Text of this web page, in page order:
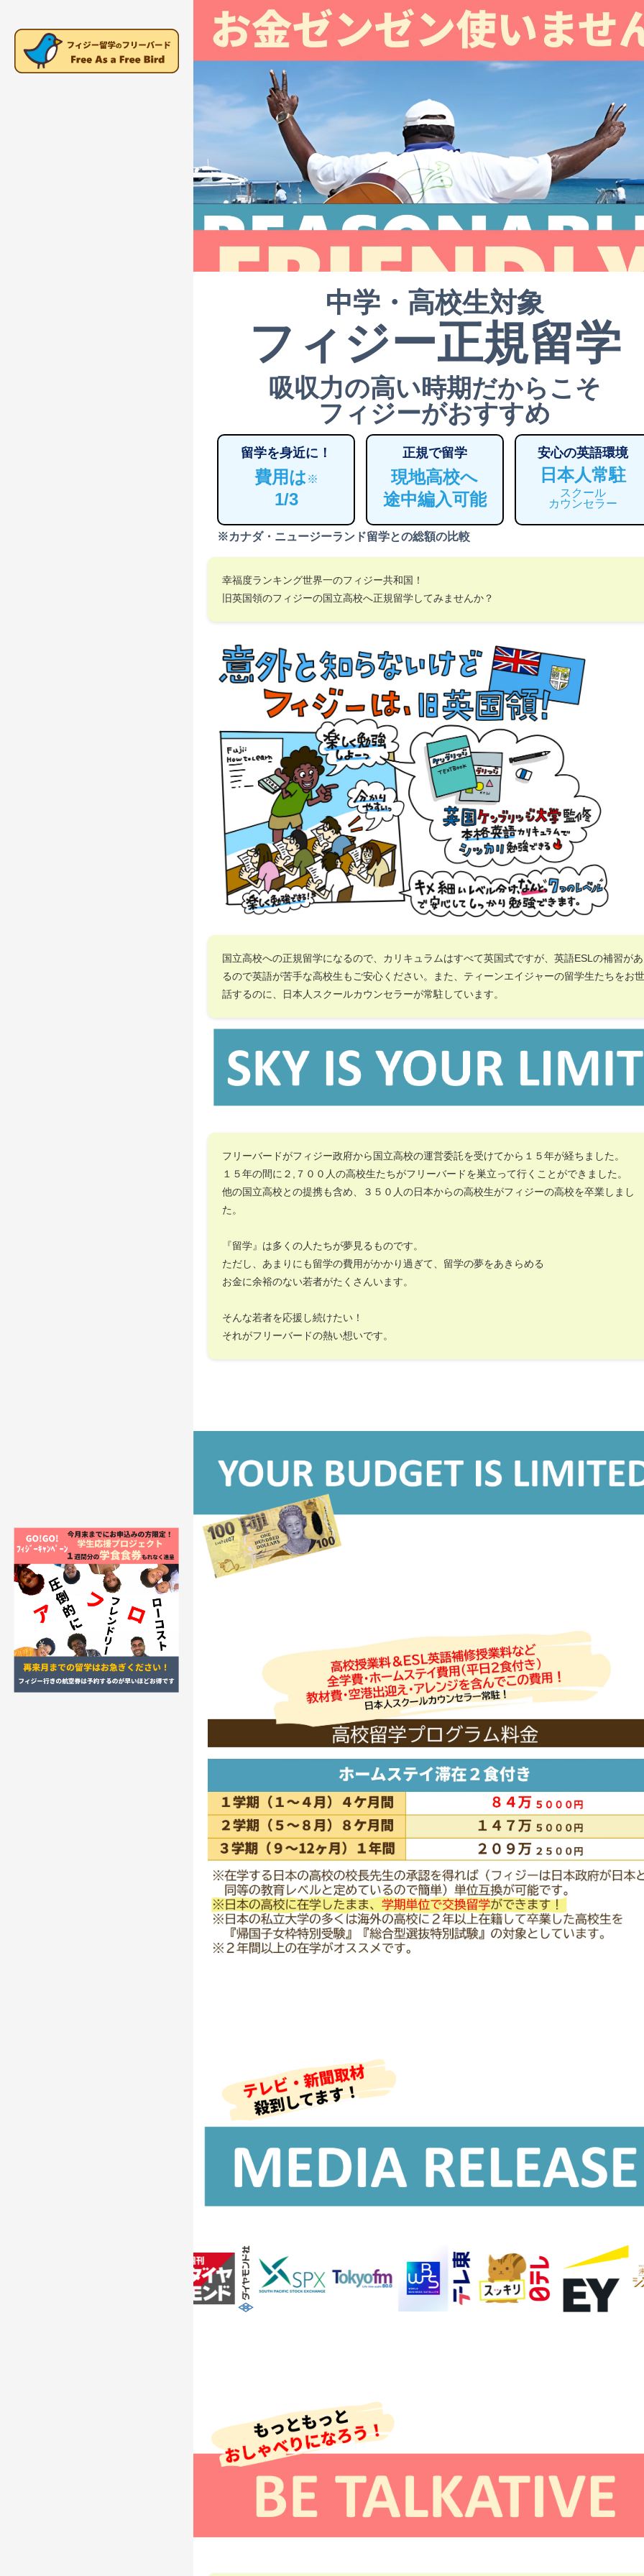
中学・高校生対象
フィジー正規留学
吸収力の高い時期だからこそ
フィジーがおすすめ
留学を身近に！
費用は※
1/3
正規で留学
現地高校へ
途中編入可能
安心の英語環境
日本人常駐
スクール
カウンセラー
※カナダ・ニュージーランド留学との総額の比較
幸福度ランキング世界一のフィジー共和国！
旧英国領のフィジーの国立高校へ正規留学してみませんか？
国立高校への正規留学になるので、カリキュラムはすべて英国式ですが、英語ESLの補習があ
るので英語が苦手な高校生もご安心ください。また、ティーンエイジャーの留学生たちをお世
話するのに、日本人スクールカウンセラーが常駐しています。
フリーバードがフィジー政府から国立高校の運営委託を受けてから１５年が経ちました。
１５年の間に２,７００人の高校生たちがフリーバードを巣立って行くことができました。
他の国立高校との提携も含め、３５０人の日本からの高校生がフィジーの高校を卒業しまし
た。
『留学』は多くの人たちが夢見るものです。
ただし、あまりにも留学の費用がかかり過ぎて、留学の夢をあきらめる
お金に余裕のない若者がたくさんいます。
そんな若者を応援し続けたい！
それがフリーバードの熱い想いです。